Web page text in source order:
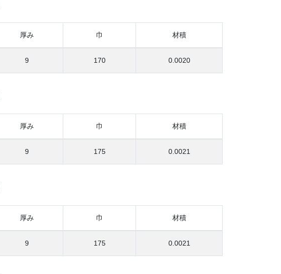
厚み 巾 材積
9 170 0.0020
厚み 巾 材積
9 175 0.0021
厚み 巾 材積
9 175 0.0021